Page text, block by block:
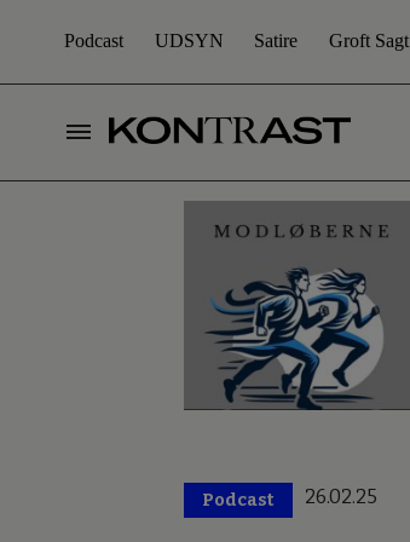
Podcast UDSYN Satire Groft Sagt
Podcast 26.02.25